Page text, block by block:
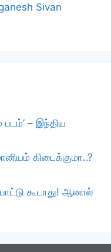
Sivan
– இந்திய
கிடைக்குமா..?
கூடாது! ஆனால்